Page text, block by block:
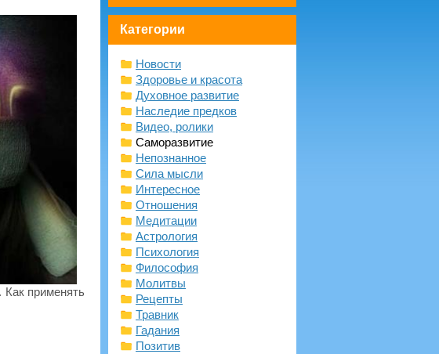
применять
Категории
Новости
Здоровье и красота
Духовное развитие
Наследие предков
Видео, ролики
Саморазвитие
Непознанное
Сила мысли
Интересное
Отношения
Медитации
Астрология
Психология
Философия
Молитвы
Рецепты
Травник
Гадания
Позитив